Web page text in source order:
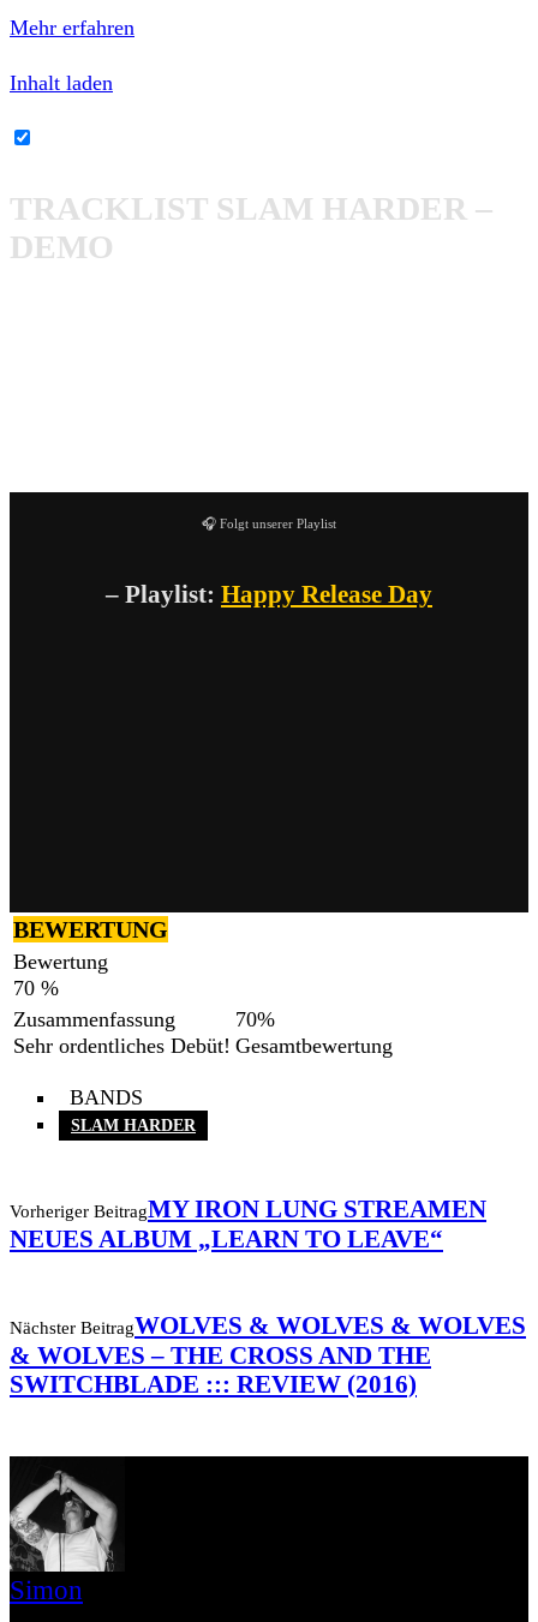
Mehr erfahren
Inhalt laden
TRACKLIST SLAM HARDER –
DEMO
🎧 Folgt unserer Playlist
– Playlist: Happy Release Day
BEWERTUNG
Bewertung
70 %
Zusammenfassung
Sehr ordentliches Debüt!
70%
Gesamtbewertung
BANDS
SLAM HARDER
Vorheriger BeitragMY IRON LUNG STREAMEN
NEUES ALBUM „LEARN TO LEAVE“
Nächster BeitragWOLVES & WOLVES & WOLVES
& WOLVES – THE CROSS AND THE
SWITCHBLADE ::: REVIEW (2016)
Simon